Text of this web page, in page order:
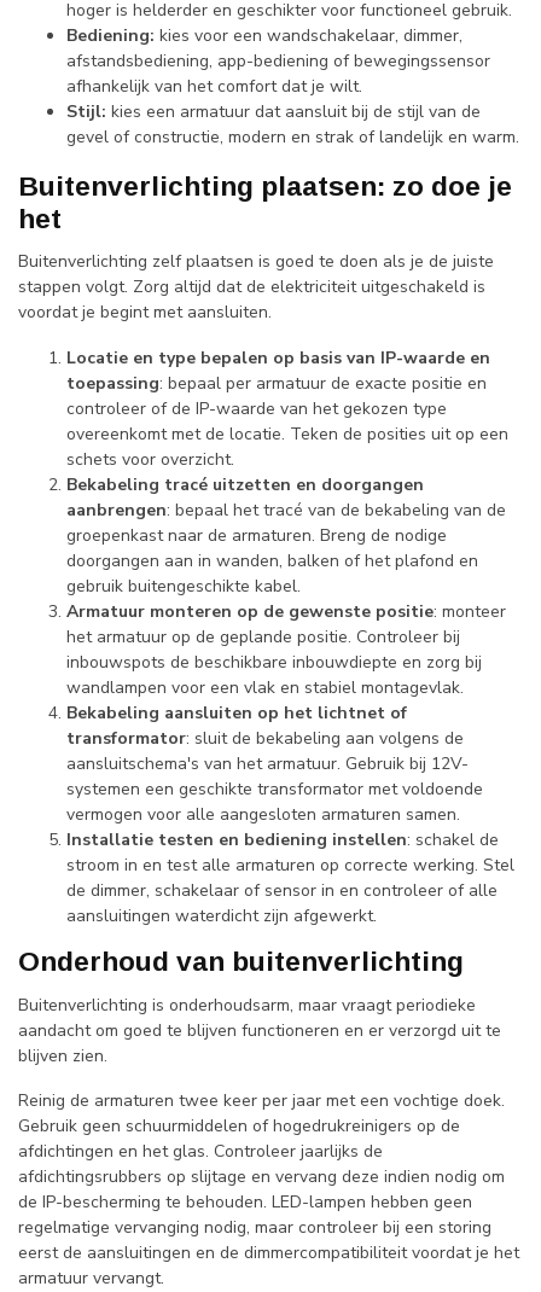
hoger is helderder en geschikter voor functioneel gebruik.
Bediening: kies voor een wandschakelaar, dimmer,
afstandsbediening, app-bediening of bewegingssensor
afhankelijk van het comfort dat je wilt.
Stijl: kies een armatuur dat aansluit bij de stijl van de
gevel of constructie, modern en strak of landelijk en warm.
Buitenverlichting plaatsen: zo doe je
het
Buitenverlichting zelf plaatsen is goed te doen als je de juiste
stappen volgt. Zorg altijd dat de elektriciteit uitgeschakeld is
voordat je begint met aansluiten.
Locatie en type bepalen op basis van IP-waarde en
toepassing: bepaal per armatuur de exacte positie en
controleer of de IP-waarde van het gekozen type
overeenkomt met de locatie. Teken de posities uit op een
schets voor overzicht.
Bekabeling tracé uitzetten en doorgangen
aanbrengen: bepaal het tracé van de bekabeling van de
groepenkast naar de armaturen. Breng de nodige
doorgangen aan in wanden, balken of het plafond en
gebruik buitengeschikte kabel.
Armatuur monteren op de gewenste positie: monteer
het armatuur op de geplande positie. Controleer bij
inbouwspots de beschikbare inbouwdiepte en zorg bij
wandlampen voor een vlak en stabiel montagevlak.
Bekabeling aansluiten op het lichtnet of
transformator: sluit de bekabeling aan volgens de
aansluitschema's van het armatuur. Gebruik bij 12V-
systemen een geschikte transformator met voldoende
vermogen voor alle aangesloten armaturen samen.
Installatie testen en bediening instellen: schakel de
stroom in en test alle armaturen op correcte werking. Stel
de dimmer, schakelaar of sensor in en controleer of alle
aansluitingen waterdicht zijn afgewerkt.
Onderhoud van buitenverlichting
Buitenverlichting is onderhoudsarm, maar vraagt periodieke
aandacht om goed te blijven functioneren en er verzorgd uit te
blijven zien.
Reinig de armaturen twee keer per jaar met een vochtige doek.
Gebruik geen schuurmiddelen of hogedrukreinigers op de
afdichtingen en het glas. Controleer jaarlijks de
afdichtingsrubbers op slijtage en vervang deze indien nodig om
de IP-bescherming te behouden. LED-lampen hebben geen
regelmatige vervanging nodig, maar controleer bij een storing
eerst de aansluitingen en de dimmercompatibiliteit voordat je het
armatuur vervangt.